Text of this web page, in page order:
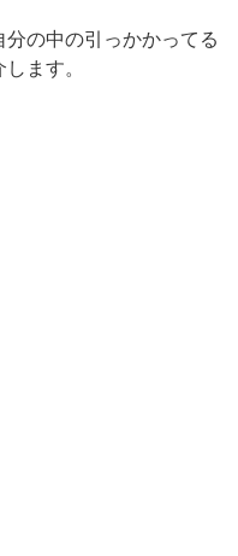
の中の引っかかってる
ます。